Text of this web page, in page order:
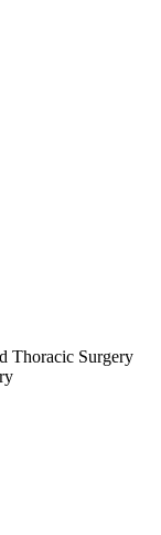
Thoracic Surgery